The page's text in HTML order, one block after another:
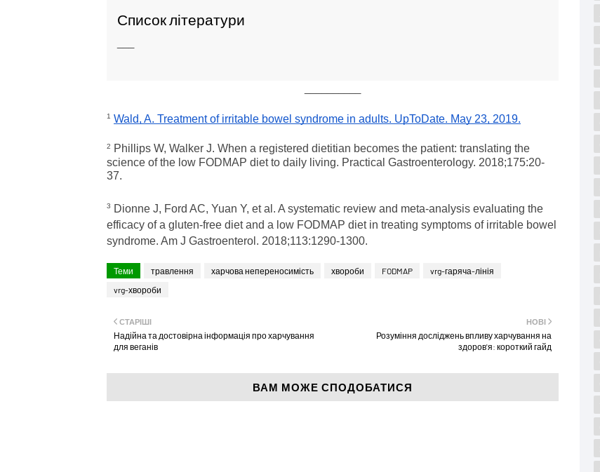
Список літератури
1 Wald, A. Treatment of irritable bowel syndrome in adults. UpToDate. May 23, 2019.
2
Phillips W, Walker J. When a registered dietitian becomes the patient: translating the
science of the low FODMAP diet to daily living. Practical Gastroenterology. 2018;175:20-
37.
3
Dionne J, Ford AC, Yuan Y, et al. A systematic review and meta-analysis evaluating the
efficacy of a gluten-free diet and a low FODMAP diet in treating symptoms of irritable bowel
syndrome. Am J Gastroenterol. 2018;113:1290-1300.
Теми травлення харчова непереносимість хвороби FODMAP
vrg-гаряча-лінія
vrg-хвороби
НОВІ
Розуміння досліджень впливу харчування на
здоров'я: короткий гайд
СТАРІШІ
Надійна та достовірна інформація про харчування
для веганів
ВАМ МОЖЕ СПОДОБАТИСЯ